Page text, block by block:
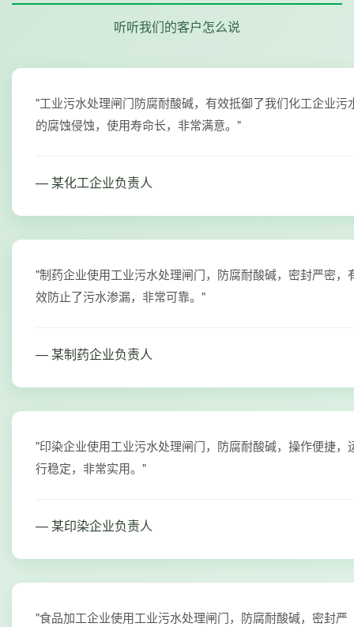
听听我们的客户怎么说
"工业污水处理闸门防腐耐酸碱，有效抵御了我们化工企业污
的腐蚀侵蚀，使用寿命长，非常满意。"
— 某化工企业负责人
"制药企业使用工业污水处理闸门，防腐耐酸碱，密封严密，
效防止了污水渗漏，非常可靠。"
— 某制药企业负责人
"印染企业使用工业污水处理闸门，防腐耐酸碱，操作便捷，
行稳定，非常实用。"
— 某印染企业负责人
"食品加工企业使用工业污水处理闸门，防腐耐酸碱，密封严